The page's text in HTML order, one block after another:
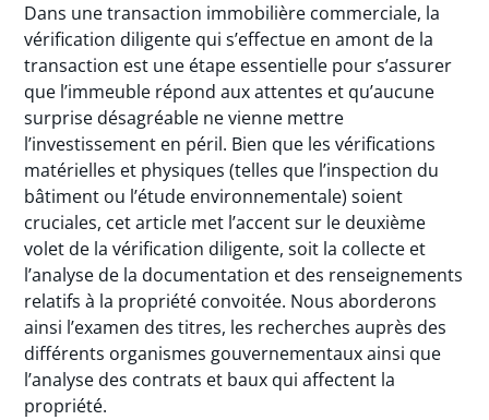
Dans une transaction immobilière commerciale, la
vérification diligente qui s’effectue en amont de la
transaction est une étape essentielle pour s’assurer
que l’immeuble répond aux attentes et qu’aucune
surprise désagréable ne vienne mettre
l’investissement en péril. Bien que les vérifications
matérielles et physiques (telles que l’inspection du
bâtiment ou l’étude environnementale) soient
cruciales, cet article met l’accent sur le deuxième
volet de la vérification diligente, soit la collecte et
l’analyse de la documentation et des renseignements
relatifs à la propriété convoitée. Nous aborderons
ainsi l’examen des titres, les recherches auprès des
différents organismes gouvernementaux ainsi que
l’analyse des contrats et baux qui affectent la
propriété.